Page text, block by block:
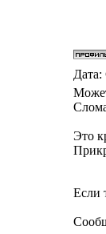
Это
Если